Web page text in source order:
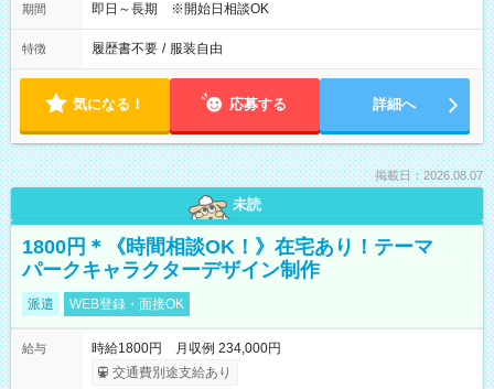
期間 即日～長期 ※開始日相談OK
特徴 履歴書不要 / 服装自由
気になる！ 応募する 詳細へ
掲載日：2026.08.07
未読
1800円＊《時間相談OK！》在宅あり！テーマ
パークキャラクターデザイン制作
派遣 WEB登録・面接OK
給与
時給1800円 月収例 234,000円
交通費別途支給あり